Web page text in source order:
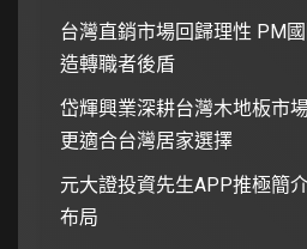
台灣直銷市場回歸理性 PM
造轉職者後盾
岱輝興業深耕台灣木地板市
更適合台灣居家選擇
元大證投資先生APP推極簡
布局